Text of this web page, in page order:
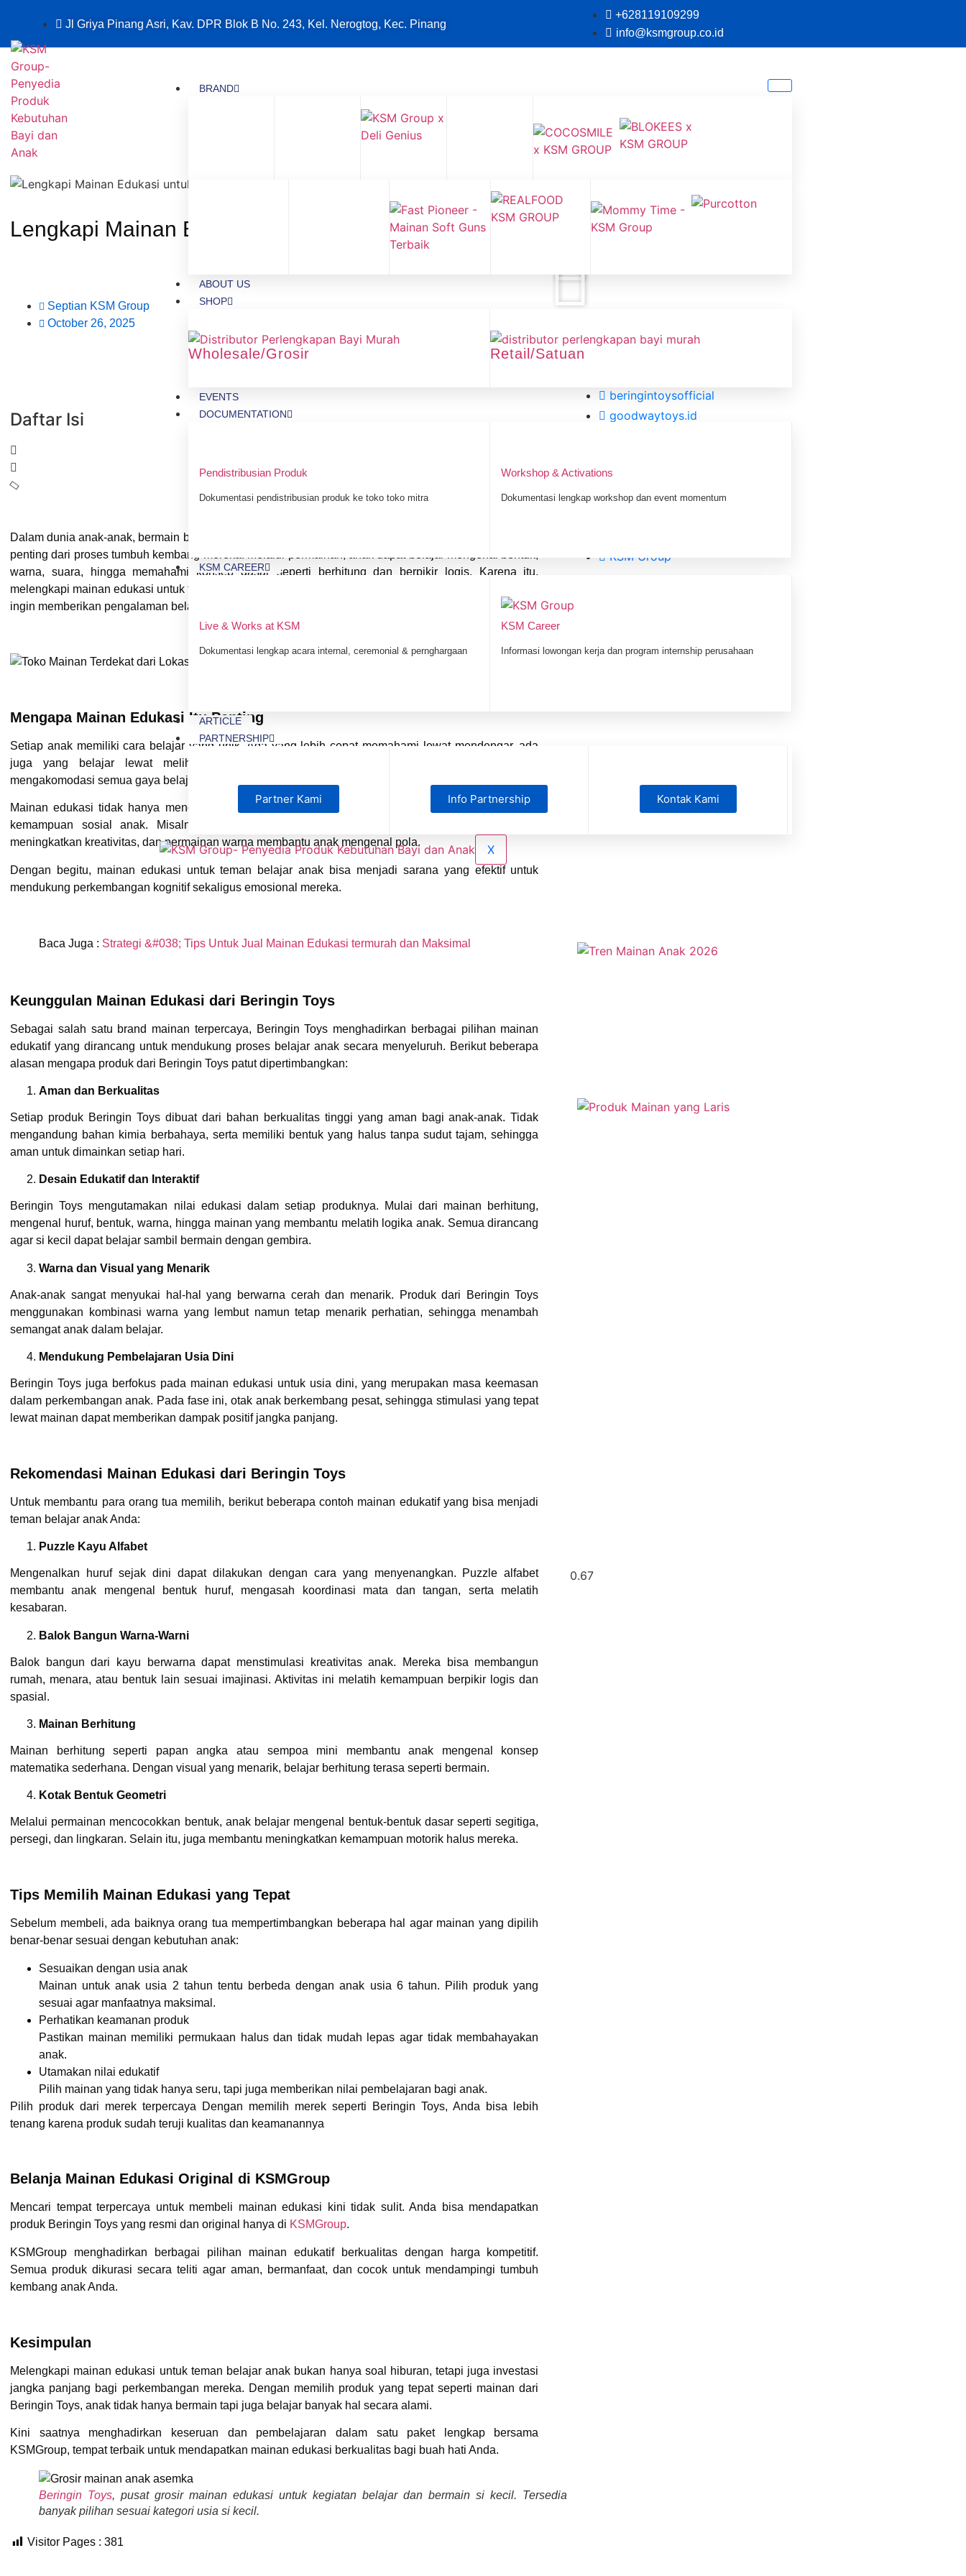
Jl Griya Pinang Asri, Kav. DPR Blok B No. 243, Kel. Nerogtog, Kec. Pinang
+628119109299
info@ksmgroup.co.id
BRAND
ABOUT US
SHOP
Wholesale/Grosir Retail/Satuan
EVENTS
DOCUMENTATION
Pendistribusian Produk
Dokumentasi pendistribusian produk ke toko toko mitra
Workshop & Activations
Dokumentasi lengkap workshop dan event momentum
KSM CAREER
Live & Works at KSM
Dokumentasi lengkap acara internal, ceremonial & pernghargaan
KSM Career
Informasi lowongan kerja dan program internship perusahaan
ARTICLE
PARTNERSHIP
Partner Kami Info Partnership Kontak Kami
X
Lengkapi Mainan Edukasi untuk Teman Belajar Anak
Septian KSM Group
October 26, 2025
Daftar Isi
Dalam dunia anak-anak, bermain bukan sekadar hiburan. Aktivitas bermain sebenarnya menjadi bagian
penting dari proses tumbuh kembang mereka. Melalui permainan, anak dapat belajar mengenal bentuk,
warna, suara, hingga memahami konsep dasar seperti berhitung dan berpikir logis. Karena itu,
melengkapi mainan edukasi untuk teman belajar anak
ingin memberikan pengalaman belajar yang menyenangkan.
Mengapa Mainan Edukasi Itu Penting
Setiap anak memiliki cara belajar yang unik. Ada yang lebih cepat memahami lewat mendengar, ada
juga yang belajar lewat melihat atau praktik langsung. Nah, mainan edukatif membantu
mengakomodasi semua gaya belajar tersebut.
Mainan edukasi tidak hanya menghibur, tetapi juga merangsang perkembangan otak, motorik, serta
kemampuan sosial anak. Misalnya, puzzle melatih kemampuan problem solving, balok susun
meningkatkan kreativitas, dan permainan warna membantu anak mengenal pola.
Dengan begitu, mainan edukasi untuk teman belajar anak bisa menjadi sarana yang efektif untuk
mendukung perkembangan kognitif sekaligus emosional mereka.
Baca Juga : Strategi &#038; Tips Untuk Jual Mainan Edukasi termurah dan Maksimal
Keunggulan Mainan Edukasi dari Beringin Toys
Sebagai salah satu brand mainan terpercaya, Beringin Toys menghadirkan berbagai pilihan mainan
edukatif yang dirancang untuk mendukung proses belajar anak secara menyeluruh. Berikut beberapa
alasan mengapa produk dari Beringin Toys patut dipertimbangkan:
Aman dan Berkualitas
Setiap produk Beringin Toys dibuat dari bahan berkualitas tinggi yang aman bagi anak-anak. Tidak
mengandung bahan kimia berbahaya, serta memiliki bentuk yang halus tanpa sudut tajam, sehingga
aman untuk dimainkan setiap hari.
Desain Edukatif dan Interaktif
Beringin Toys mengutamakan nilai edukasi dalam setiap produknya. Mulai dari mainan berhitung,
mengenal huruf, bentuk, warna, hingga mainan yang membantu melatih logika anak. Semua dirancang
agar si kecil dapat belajar sambil bermain dengan gembira.
Warna dan Visual yang Menarik
Anak-anak sangat menyukai hal-hal yang berwarna cerah dan menarik. Produk dari Beringin Toys
menggunakan kombinasi warna yang lembut namun tetap menarik perhatian, sehingga menambah
semangat anak dalam belajar.
Mendukung Pembelajaran Usia Dini
Beringin Toys juga berfokus pada mainan edukasi untuk usia dini, yang merupakan masa keemasan
dalam perkembangan anak. Pada fase ini, otak anak berkembang pesat, sehingga stimulasi yang tepat
lewat mainan dapat memberikan dampak positif jangka panjang.
Rekomendasi Mainan Edukasi dari Beringin Toys
Untuk membantu para orang tua memilih, berikut beberapa contoh mainan edukatif yang bisa menjadi
teman belajar anak Anda:
Puzzle Kayu Alfabet
Mengenalkan huruf sejak dini dapat dilakukan dengan cara yang menyenangkan. Puzzle alfabet
membantu anak mengenal bentuk huruf, mengasah koordinasi mata dan tangan, serta melatih
kesabaran.
Balok Bangun Warna-Warni
Balok bangun dari kayu berwarna dapat menstimulasi kreativitas anak. Mereka bisa membangun
rumah, menara, atau bentuk lain sesuai imajinasi. Aktivitas ini melatih kemampuan berpikir logis dan
spasial.
Mainan Berhitung
Mainan berhitung seperti papan angka atau sempoa mini membantu anak mengenal konsep
matematika sederhana. Dengan visual yang menarik, belajar berhitung terasa seperti bermain.
Kotak Bentuk Geometri
Melalui permainan mencocokkan bentuk, anak belajar mengenal bentuk-bentuk dasar seperti segitiga,
persegi, dan lingkaran. Selain itu, juga membantu meningkatkan kemampuan motorik halus mereka.
Tips Memilih Mainan Edukasi yang Tepat
Sebelum membeli, ada baiknya orang tua mempertimbangkan beberapa hal agar mainan yang dipilih
benar-benar sesuai dengan kebutuhan anak:
Sesuaikan dengan usia anak
Mainan untuk anak usia 2 tahun tentu berbeda dengan anak usia 6 tahun. Pilih produk yang
sesuai agar manfaatnya maksimal.
Perhatikan keamanan produk
Pastikan mainan memiliki permukaan halus dan tidak mudah lepas agar tidak membahayakan
anak.
Utamakan nilai edukatif
Pilih mainan yang tidak hanya seru, tapi juga memberikan nilai pembelajaran bagi anak.
Pilih produk dari merek terpercaya Dengan memilih merek seperti Beringin Toys, Anda bisa lebih
tenang karena produk sudah teruji kualitas dan keamanannya
Belanja Mainan Edukasi Original di KSMGroup
Mencari tempat terpercaya untuk membeli mainan edukasi kini tidak sulit. Anda bisa mendapatkan
produk Beringin Toys yang resmi dan original hanya di KSMGroup.
KSMGroup menghadirkan berbagai pilihan mainan edukatif berkualitas dengan harga kompetitif.
Semua produk dikurasi secara teliti agar aman, bermanfaat, dan cocok untuk mendampingi tumbuh
kembang anak Anda.
Kesimpulan
Melengkapi mainan edukasi untuk teman belajar anak bukan hanya soal hiburan, tetapi juga investasi
jangka panjang bagi perkembangan mereka. Dengan memilih produk yang tepat seperti mainan dari
Beringin Toys, anak tidak hanya bermain tapi juga belajar banyak hal secara alami.
Kini saatnya menghadirkan keseruan dan pembelajaran dalam satu paket lengkap bersama
KSMGroup, tempat terbaik untuk mendapatkan mainan edukasi berkualitas bagi buah hati Anda.
Beringin Toys, pusat grosir mainan edukasi untuk kegiatan belajar dan bermain si kecil. Tersedia
banyak pilihan sesuai kategori usia si kecil.
Visitor Pages : 381
beringintoysofficial
goodwaytoys.id
beringintoysofficial
goodwaytoys.id
KSM Group
Most Popular